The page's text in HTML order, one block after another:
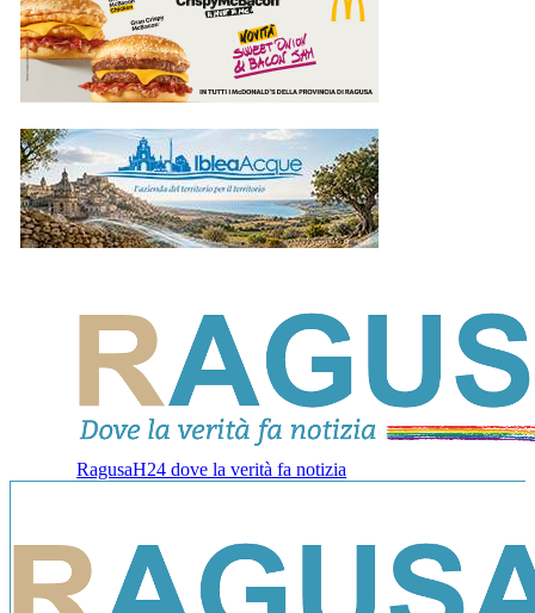
RagusaH24 dove la verità fa notizia